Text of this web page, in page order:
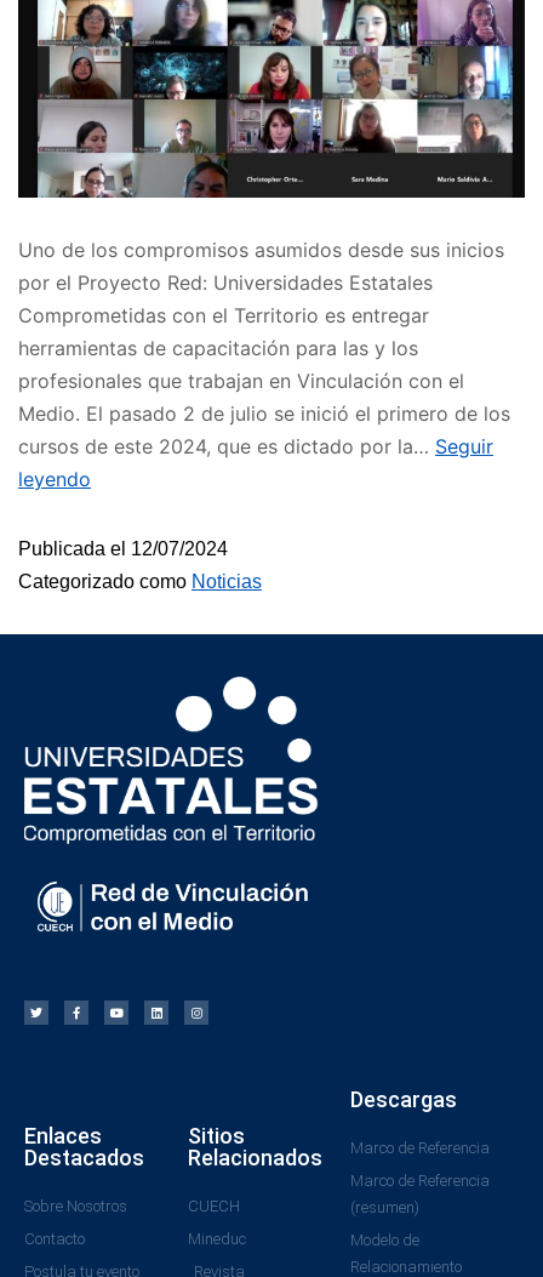
Uno de los compromisos asumidos desde sus inicios
por el Proyecto Red: Universidades Estatales
Comprometidas con el Territorio es entregar
herramientas de capacitación para las y los
profesionales que trabajan en Vinculación con el
Medio. El pasado 2 de julio se inició el primero de los
cursos de este 2024, que es dictado por la… Seguir
leyendo
Publicada el 12/07/2024
Categorizado como Noticias
Enlaces
Destacados
Sobre Nosotros
Contacto
Postula tu evento
Sitios
Relacionados
CUECH
Mineduc
Revista
Descargas
Marco de Referencia
Marco de Referencia
(resumen)
Modelo de
Relacionamiento